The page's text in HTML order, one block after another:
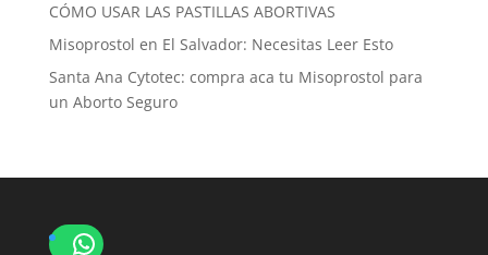
CÓMO USAR LAS PASTILLAS ABORTIVAS
Misoprostol en El Salvador: Necesitas Leer Esto
Santa Ana Cytotec: compra aca tu Misoprostol para
un Aborto Seguro
WhatsApp